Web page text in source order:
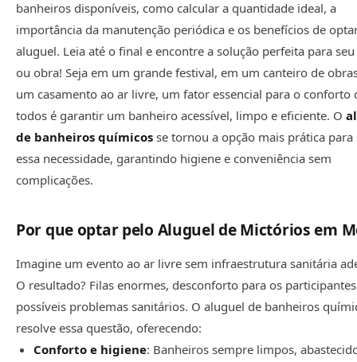
banheiros disponíveis, como calcular a quantidade ideal, a
importância da manutenção periódica e os benefícios de
aluguel. Leia até o final e encontre a solução perfeita para
ou obra! Seja em um grande festival, em um canteiro de
um casamento ao ar livre, um fator essencial para o conforto
todos é garantir um banheiro acessível, limpo e eficiente. O
de banheiros químicos se tornou a opção mais prática
essa necessidade, garantindo higiene e conveniência sem
complicações.
Por que optar pelo Aluguel de Mictórios em
Imagine um evento ao ar livre sem infraestrutura sanitária
O resultado? Filas enormes, desconforto para os
possíveis problemas sanitários. O aluguel de banheiros
resolve essa questão, oferecendo:
Conforto e higiene: Banheiros sempre limpos,